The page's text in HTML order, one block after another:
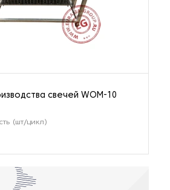
свечей WOM-10
(шт/цикл)